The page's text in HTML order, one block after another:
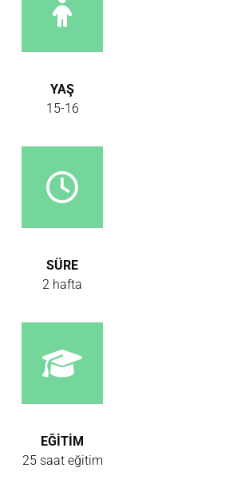
YAŞ
15-16
SÜRE
2 hafta
EĞİTİM
25 saat eğitim